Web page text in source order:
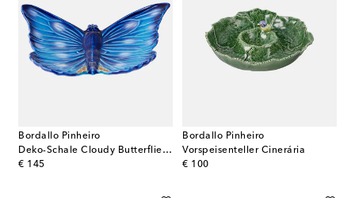
Bordallo Pinheiro
Deko-Schale Cloudy Butterflies by Claudia Schiffer
€ 145
original price
Bordallo Pinheiro
Vorspeisenteller Cinerária
€ 100
original price